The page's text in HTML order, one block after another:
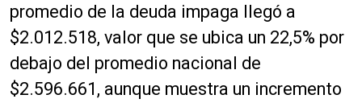
promedio de la deuda impaga llegó a
$2.012.518, valor que se ubica un 22,5% por
debajo del promedio nacional de
$2.596.661, aunque muestra un incremento